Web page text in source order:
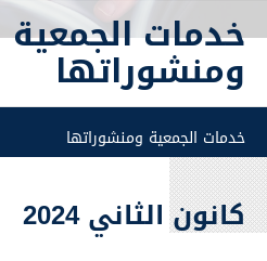
خدمات الجمعية
ومنشوراتها
كانون الثاني 2024